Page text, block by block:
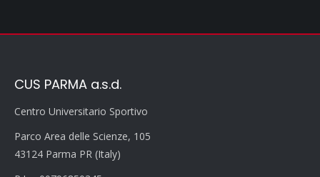
CUS PARMA a.s.d.
Centro Universitario Sportivo
Parco Area delle Scienze, 105
43124 Parma PR (Italy)